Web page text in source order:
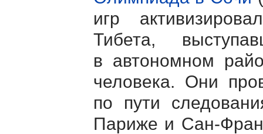
игр
Тибета,
в автономном
человека. Они
по пути
Париже и Сан-